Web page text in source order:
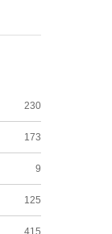
230
173
9
125
415